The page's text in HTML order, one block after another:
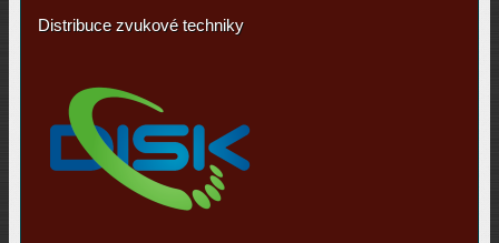
Distribuce zvukové techniky